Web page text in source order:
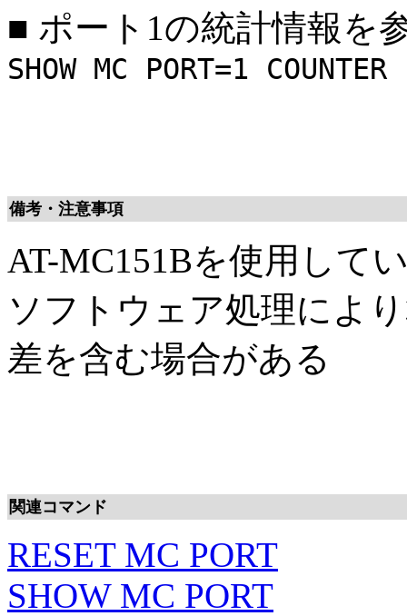
■ ポート1の統計情報を
SHOW MC PORT=1 COUNTER
備考・注意事項
AT-MC151Bを使用して
ソフトウェア処理によ
差を含む場合がある
関連コマンド
RESET MC PORT
SHOW MC PORT